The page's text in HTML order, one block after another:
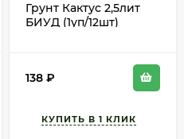
Грунт Кактус 2,5лит
БИУД (1уп/12шт)
138 ₽